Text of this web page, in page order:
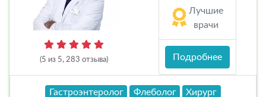
(5 из 5, 283 отзыва)
Лучшие
врачи
Подробнее
Гастроэнтеролог Флеболог
Хирург